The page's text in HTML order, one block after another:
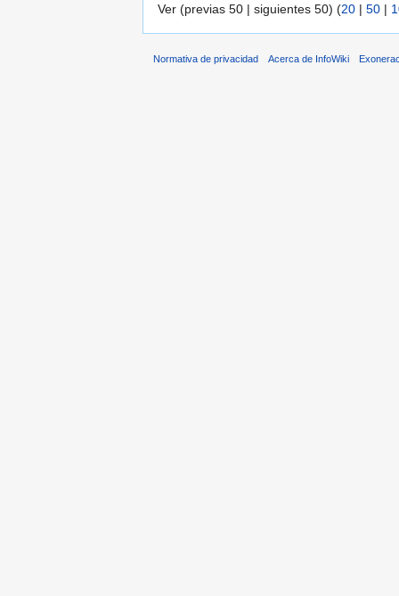
Ver (previas 50 | siguientes 50) (20 | 50 |
Normativa de privacidad Acerca de InfoWiki